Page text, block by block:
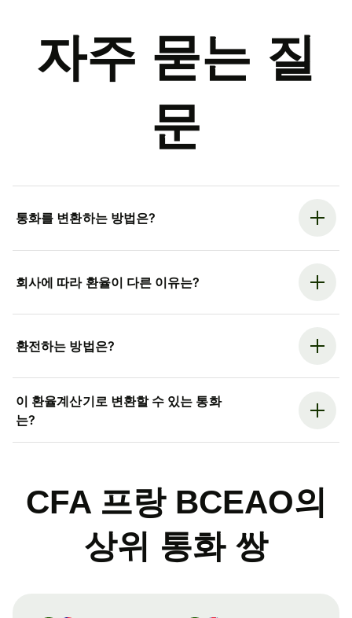
자주 묻는 질
문
통화를 변환하는 방법은?
회사에 따라 환율이 다른 이유는?
환전하는 방법은?
이 환율계산기로 변환할 수 있는 통화
는?
CFA 프랑 BCEAO의
상위 통화 쌍